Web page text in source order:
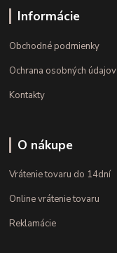
Informácie
Obchodné podmienky
Ochrana osobných údajov
Kontakty
O nákupe
Vrátenie tovaru do 14dní
Online vrátenie tovaru
Reklamácie